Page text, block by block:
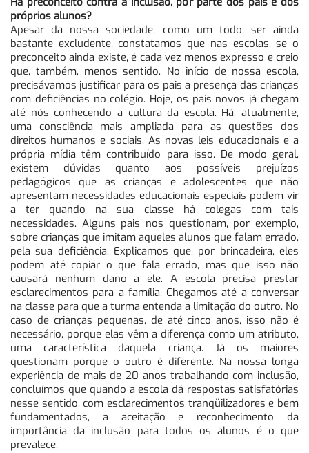
próprios alunos?
Apesar da nossa sociedade, como um todo, ser ainda
bastante excludente, constatamos que nas escolas, se o
preconceito ainda existe, é cada vez menos expresso e creio
que, também, menos sentido. No início de nossa escola,
precisávamos justificar para os pais a presença das crianças
com deficiências no colégio. Hoje, os pais novos já chegam
até nós conhecendo a cultura da escola. Há, atualmente,
uma consciência mais ampliada para as questões dos
direitos humanos e sociais. As novas leis educacionais e a
própria mídia têm contribuído para isso. De modo geral,
existem dúvidas quanto aos possíveis prejuízos
pedagógicos que as crianças e adolescentes que não
apresentam necessidades educacionais especiais podem vir
a ter quando na sua classe há colegas com tais
necessidades. Alguns pais nos questionam, por exemplo,
sobre crianças que imitam aqueles alunos que falam errado,
pela sua deficiência. Explicamos que, por brincadeira, eles
podem até copiar o que fala errado, mas que isso não
causará nenhum dano a ele. A escola precisa prestar
esclarecimentos para a família. Chegamos até a conversar
na classe para que a turma entenda a limitação do outro. No
caso de crianças pequenas, de até cinco anos, isso não é
necessário, porque elas vêm a diferença como um atributo,
uma característica daquela criança. Já os maiores
questionam porque o outro é diferente. Na nossa longa
experiência de mais de 20 anos trabalhando com inclusão,
concluímos que quando a escola dá respostas satisfatórias
nesse sentido, com esclarecimentos tranqüilizadores e bem
fundamentados, a aceitação e reconhecimento da
importância da inclusão para todos os alunos é o que
prevalece.